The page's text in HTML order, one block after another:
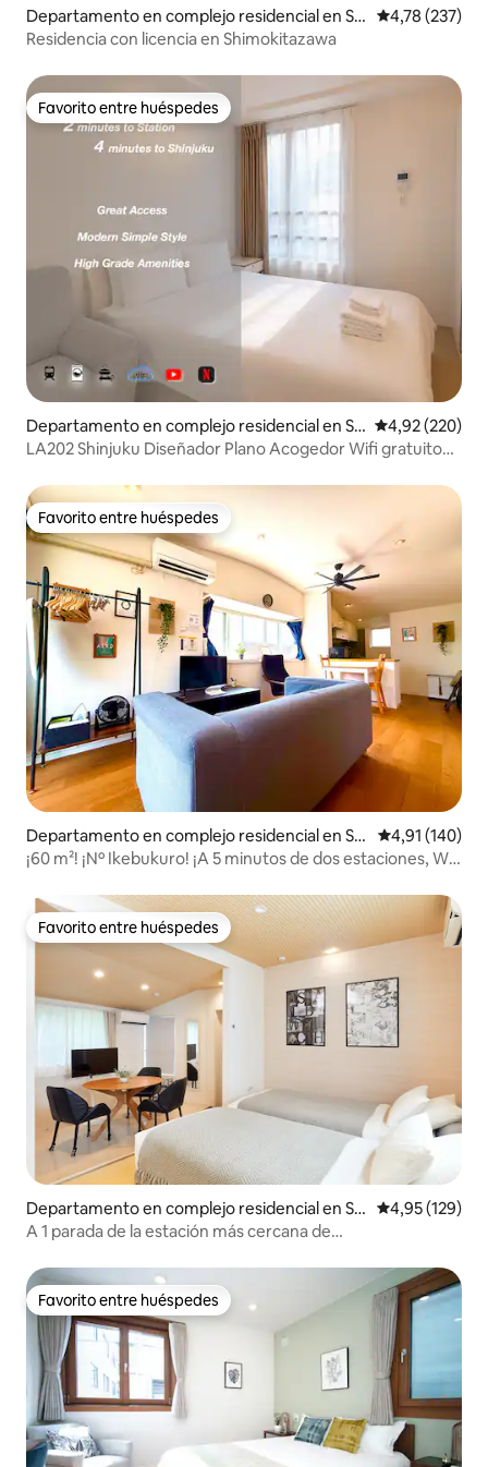
Departamento en complejo residencial en Se
tagaya
Calificación
4,78 (237)
Residencia con licencia en Shimokitazawa
Favorito entre huéspedes
Favorito entre huéspedes
Departamento en complejo residencial en Sh
injuku
Calificación
4,92 (220)
LA202 Shinjuku Diseñador Plano Acogedor Wifi gratuito
Favorito entre huéspedes
Favorito entre huéspedes
Departamento en complejo residencial en Shi
njuku
Calificación
4,91 (140)
¡60 m²! ¡Nº Ikebukuro! ¡A 5 minutos de dos estaciones, Wi-
Favorito entre huéspedes
Favorito entre huéspedes
Departamento en complejo residencial en Se
tagaya
Calificación
4,95 (129)
A 1 parada de la estación más cercana de
acceso directo a Omotesando y Skytree
Favorito entre huéspedes
Favorito entre huéspedes